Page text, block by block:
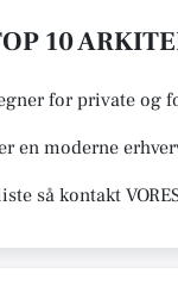
10
for private og
en moderne
så kontakt